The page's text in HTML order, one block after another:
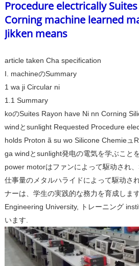
Procedure electrically
Corning machine learned
Jikken means
article taken Cha specification
I. machineのSummary
1 wa ji Circular ni
1.1 Summary
koのSuites Rayon have Ni nn Corning
windとsunlight Requested Procedure
holds Proton ã su wo Silicone Chemieュ
ga windとsunlight発电の電気を学ぶこと
power motorはファンによって駆动され
仕事量のメタルハライドによって駆动さ
ナーは、学生の実践的な務力を育成しま
Engineering University, トレーニング
います.